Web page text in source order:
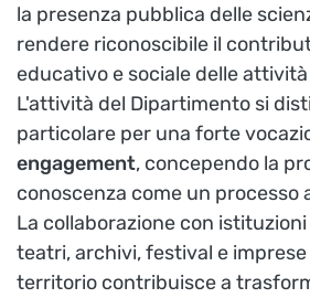
la presenza pubblica delle
rendere riconoscibile il
educativo e sociale delle
L'attività del Dipartimento si
particolare per una forte
engagement, concependo la
conoscenza come un processo
La collaborazione con
teatri, archivi, festival e
territorio contribuisce a